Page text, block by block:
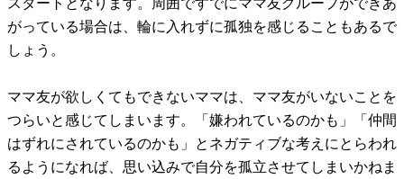
スタートとなります。周囲ですでにママ友グループができあ
がっている場合は、輪に入れずに孤独を感じることもあるで
しょう。
ママ友が欲しくてもできないママは、ママ友がいないことを
つらいと感じてしまいます。「嫌われているのかも」「仲間
はずれにされているのかも」とネガティブな考えにとらわれ
るようになれば、思い込みで自分を孤立させてしまいかねま